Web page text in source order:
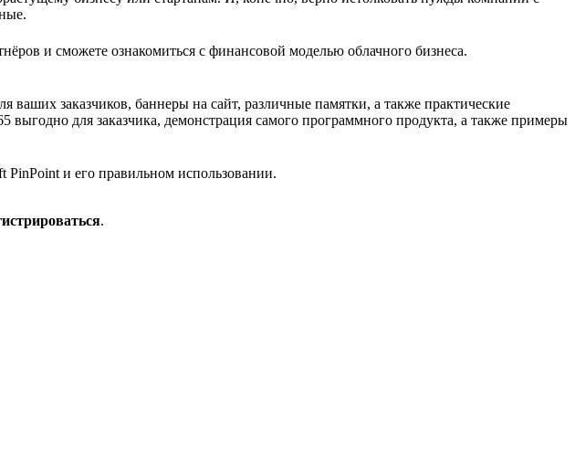
и сможете ознакомиться с финансовой моделью облачного бизнеса.
заказчиков, баннеры на сайт, различные памятки, а также практические
выгодно для заказчика, демонстрация самого программного продукта, а также примеры
PinPoint и его правильном использовании.
.